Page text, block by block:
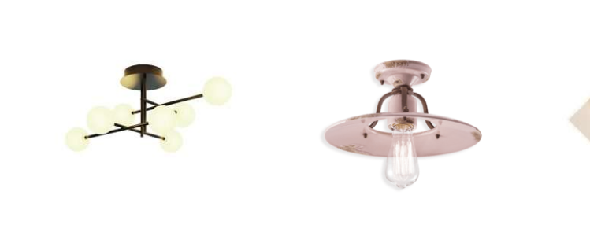
opzioni
possono
essere
scelte
nella
pagina